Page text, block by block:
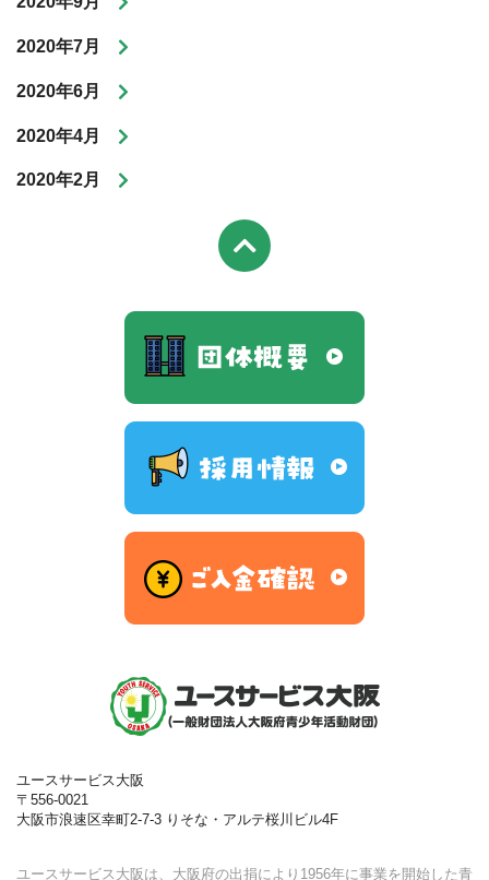
2020年7月
2020年6月
2020年4月
2020年2月
ユースサービス大阪
〒556-0021
大阪市浪速区幸町2-7-3 りそな・アルテ桜川ビル4F
ユースサービス大阪は、大阪府の出捐により1956年に事業を開始した⻘